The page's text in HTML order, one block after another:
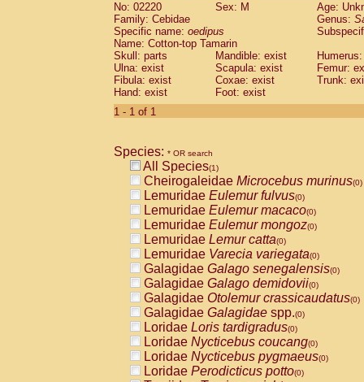
Cebidae Saguinus leucopus (0)
Cebidae
CebidaeSaguinus mystax
Cebidae Saguinus nigricollis (0)
Cebidae Saguinus oedipus
Cebidae Saguinus weddelli
Cebidae Saguinusspp.
Cebidae
CebidaeCebus capucinus
CebidaeCebus nigrivittatus
CebidaeCebus spp.(0)
CebidaeSaimiri boliviensis(0)
CebidaeSaimiri sciureus(0)
AtelidaeAlouatta caraya(0)
AtelidaeAlouatta fusca(0)
AtelidaeAlouatta seniculus(0)
AtelidaeAlouattaspp.(0)
AtelidaeAteles belzebuth(0)
AtelidaeAteles geoffroyi(0)
AtelidaeAteles paniscus(0)
AtelidaeAtelesspp.(0)
AtelidaeLagothrix lagothricha(0)
AtelidaeLagothrix lagothricha cana
PitheciidaeCacajao calvus
No: 02220
Sex: M
Age:
Family: Cebidae
Genus:
Specific name: oedipus
Name: Cotton-top Tamarin
Skull: parts
Mandible: exist
Ulna: exist
Scapula: exist
Femur:
Fibula: exist
Coxae: exist
Trunk:
Hand: exist
Foot: exist
1 - 1 of 1
Species: * OR search
All Species(1)
Cheirogaleidae Microcebus murinus(0)
Lemuridae Eulemur fulvus(0)
Lemuridae Eulemur macaco(0)
Lemuridae Eulemur mongoz(0)
Lemuridae Lemur catta(0)
Lemuridae Varecia variegata(0)
Galagidae Galago senegalensis(0)
Galagidae Galago demidovii(0)
Galagidae Otolemur crassicaudatus(0)
Galagidae Galagidae spp.(0)
Loridae Loris tardigradus(0)
Loridae Nycticebus coucang(0)
Loridae Nycticebus pygmaeus(0)
Loridae Perodicticus potto(0)